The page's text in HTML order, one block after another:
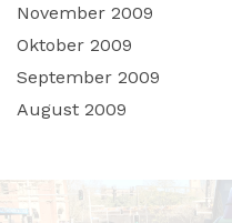
November 2009
Oktober 2009
September 2009
August 2009